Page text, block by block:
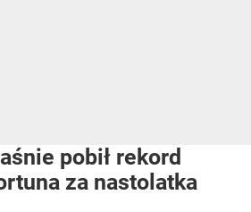
pobił rekord
za nastolatka